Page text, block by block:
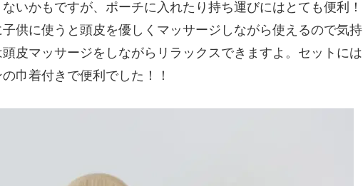
いかもですが、ポーチに入れたり持ち運びにはとても便利！
供に使うと頭皮を優しくマッサージしながら使えるので気持
皮マッサージをしながらリラックスできますよ。セットには
巾着付きで便利でした！！